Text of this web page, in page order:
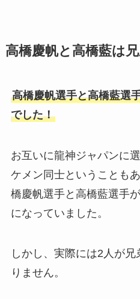
高橋慶帆と高橋藍は兄
高橋慶帆選手と高橋藍選
でした！
お互いに龍神ジャパンに
ケメン同士ということも
橋慶帆選手と高橋藍選手
になっていました。
しかし、実際には2人が
りません。